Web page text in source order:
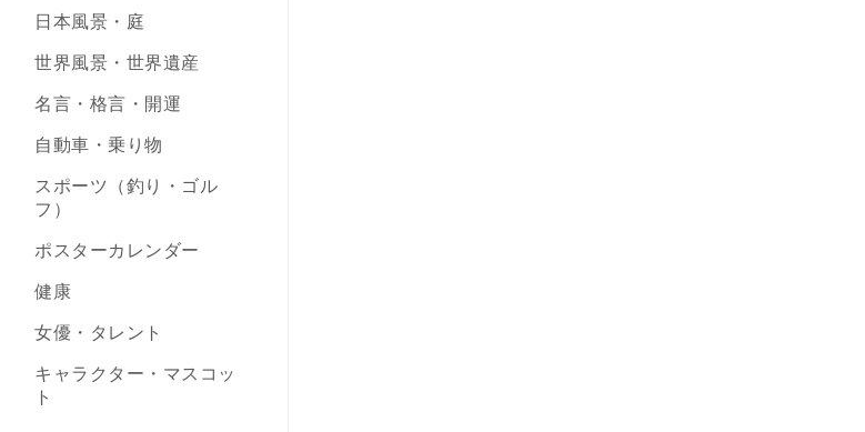
日本風景・庭
世界風景・世界遺産
名言・格言・開運
自動車・乗り物
スポーツ（釣り・ゴル
フ）
ポスターカレンダー
健康
女優・タレント
キャラクター・マスコッ
ト